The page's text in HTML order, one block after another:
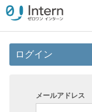
ログイン
メールアドレス